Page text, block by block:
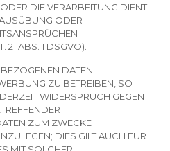
DIE VERARBEITUNG DIENT
ODER
21 ABS. 1 DSGVO).
DATEN
ZU BETREIBEN, SO
WIDERSPRUCH GEGEN
ZUM ZWECKE
DIES GILT AUCH FÜR